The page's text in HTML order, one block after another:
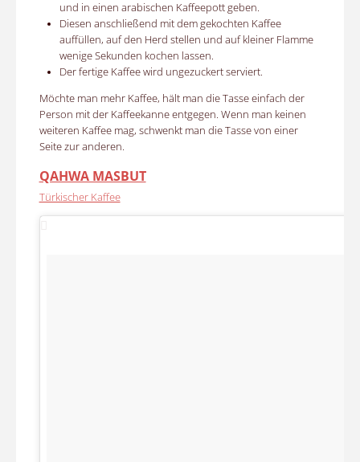
und in einen arabischen Kaffeepott geben.
Diesen anschließend mit dem gekochten Kaffee
auffüllen, auf den Herd stellen und auf kleiner Flamme
wenige Sekunden kochen lassen.
Der fertige Kaffee wird ungezuckert serviert.
Möchte man mehr Kaffee, hält man die Tasse einfach der
Person mit der Kaffeekanne entgegen. Wenn man keinen
weiteren Kaffee mag, schwenkt man die Tasse von einer
Seite zur anderen.
QAHWA MASBUT
Türkischer Kaffee